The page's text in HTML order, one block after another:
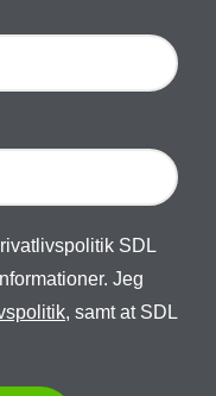
SDL
Jeg
, samt at SDL